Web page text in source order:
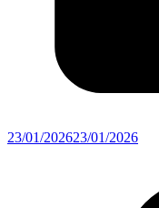
23/01/202623/01/2026